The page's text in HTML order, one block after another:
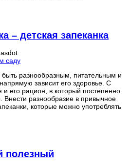
– детская запеканка
asdot
разнообразным, питательным и
зависит его здоровье. С
и его рацион, в который постепенно
Внести разнообразие в привычное
которые можно употреблять
полезный